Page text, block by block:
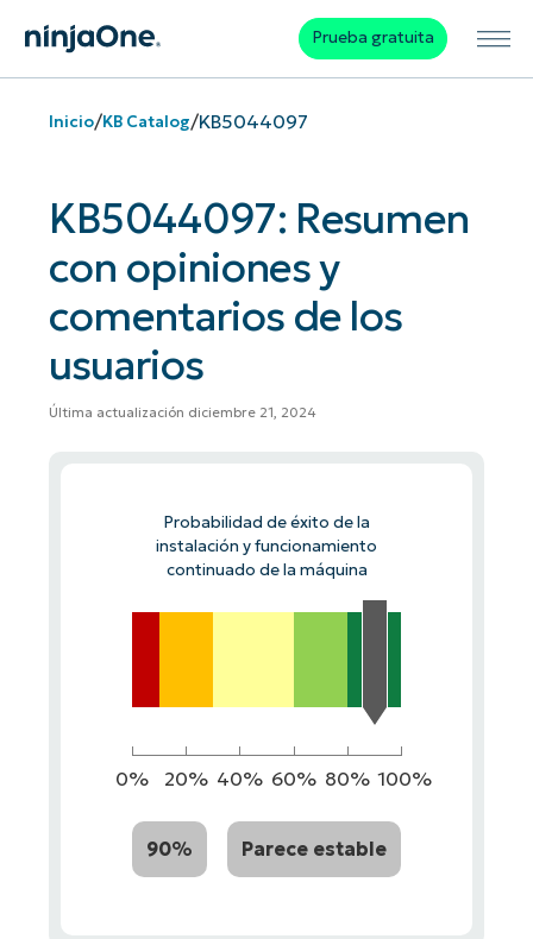
Prueba gratuita
Inicio/KB Catalog/KB5044097
KB5044097: Resumen
con opiniones y
comentarios de los
usuarios
Última actualización diciembre 21, 2024
Probabilidad de éxito de la
instalación y funcionamiento
continuado de la máquina
0% 20% 40% 60% 80% 100%
90% Parece estable